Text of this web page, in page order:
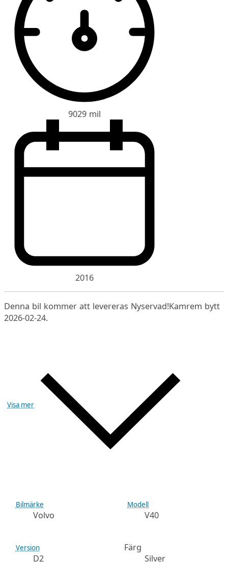
9029 mil
2016
Denna bil kommer att levereras Nyservad!Kamrem bytt
2026-02-24.
Visa mer
Bilmärke
Volvo
Modell
V40
Version
D2
Färg
Silver